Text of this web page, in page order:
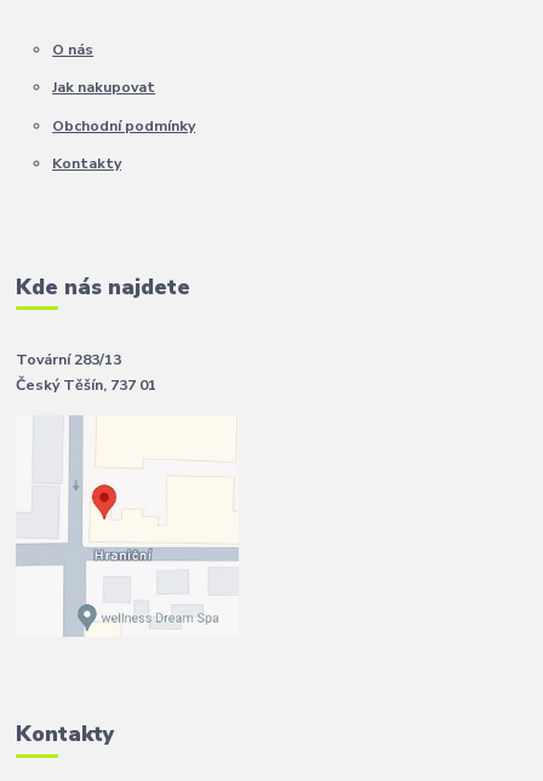
O nás
Jak nakupovat
Obchodní podmínky
Kontakty
Kde nás najdete
Tovární 283/13
Český Těšín, 737 01
Kontakty